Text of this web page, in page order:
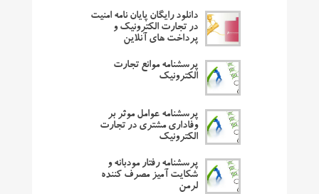
دانلود رایگان پایان نامه امنیت
در تجارت الکترونیک و
پرداخت های آنلاین
پرسشنامه موانع تجارت
الکترونیک
پرسشنامه عوامل موثر بر
وفاداری مشتری در تجارت
الکترونیک
پرسشنامه رفتار مودبانه و
شکایت آمیز مصرف کننده
لرمن